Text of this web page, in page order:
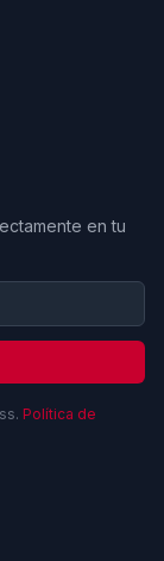
en tu
Política de